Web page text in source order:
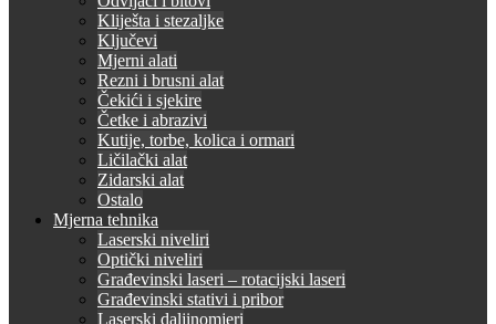
Kliješta i stezaljke
Ključevi
Mjerni alati
Rezni i brusni alat
Čekići i sjekire
Četke i abrazivi
Kutije, torbe, kolica i ormari
Ličilački alat
Zidarski alat
Ostalo
Mjerna tehnika
Laserski niveliri
Optički niveliri
Građevinski laseri – rotacijski laseri
Građevinski stativi i pribor
Laserski daljinomjeri